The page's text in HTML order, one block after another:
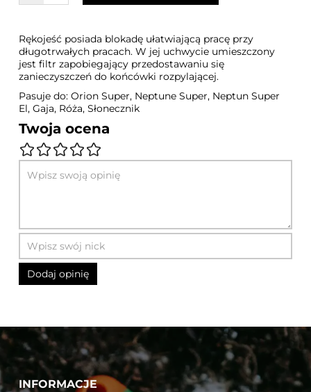
Rękojeść posiada blokadę ułatwiającą pracę przy
długotrwałych pracach. W jej uchwycie umieszczony
jest filtr zapobiegający przedostawaniu się
zanieczyszczeń do końcówki rozpylającej.
Pasuje do: Orion Super, Neptune Super, Neptun Super
El, Gaja, Róża, Słonecznik
Twoja ocena
INFORMACJE